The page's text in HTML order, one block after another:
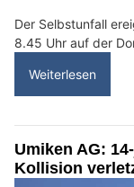
Der Selbstunfall
8.45 Uhr auf der
Weiterlesen
Umiken AG:
Kollision